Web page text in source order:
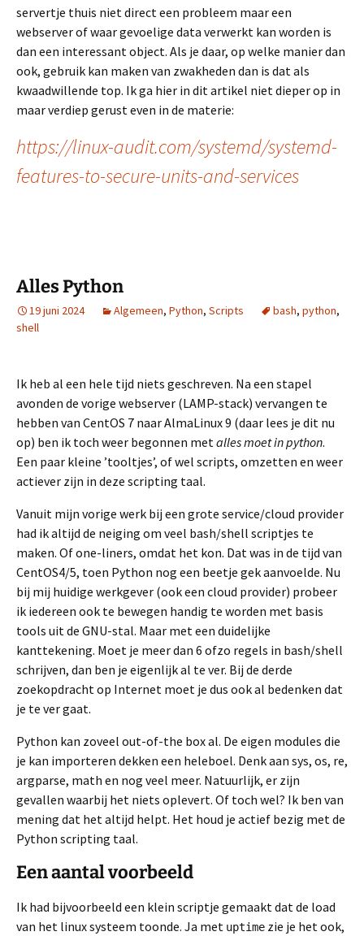
servertje thuis niet direct een probleem maar een
webserver of waar gevoelige data verwerkt kan worden is
dan een interessant object. Als je daar, op welke manier dan
ook, gebruik kan maken van zwakheden dan is dat als
kwaadwillende top. Ik ga hier in dit artikel niet dieper op in
maar verdiep gerust even in de materie:
https://linux-audit.com/systemd/systemd-
features-to-secure-units-and-services
Alles Python
19 juni 2024 Algemeen, Python, Scripts bash, python,
shell
Ik heb al een hele tijd niets geschreven. Na een stapel
avonden de vorige webserver (LAMP-stack) vervangen te
hebben van CentOS 7 naar AlmaLinux 9 (daar lees je dit nu
op) ben ik toch weer begonnen metalles moet in python.
Een paar kleine ’tooltjes’, of wel scripts, omzetten en weer
actiever zijn in deze scripting taal.
Vanuit mijn vorige werk bij een grote service/cloud provider
had ik altijd de neiging om veel bash/shell scriptjes te
maken. Of one-liners, omdat het kon. Dat was in de tijd van
CentOS4/5, toen Python nog een beetje gek aanvoelde. Nu
bij mij huidige werkgever (ook een cloud provider) probeer
ik iedereen ook te bewegen handig te worden met basis
tools uit de GNU-stal. Maar met een duidelijke
kanttekening. Moet je meer dan 6 ofzo regels in bash/shell
schrijven, dan ben je eigenlijk al te ver. Bij de derde
zoekopdracht op Internet moet je dus ook al bedenken dat
je te ver gaat.
Python kan zoveel out-of-the box al. De eigen modules die
je kan importeren dekken een heleboel. Denk aan sys, os, re,
argparse, math en nog veel meer. Natuurlijk, er zijn
gevallen waarbij het niets oplevert. Of toch wel? Ik ben van
mening dat het altijd helpt. Het houd je actief bezig met de
Python scripting taal.
Een aantal voorbeeld
Ik had bijvoorbeeld een klein scriptje gemaakt dat de load
van het linux systeem toonde. Ja met uptime zie je het ook,